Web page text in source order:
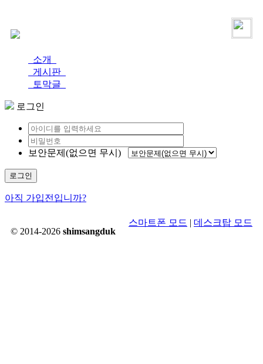
소개
게시판
토막글
로그인
보안문제(없으면 무시)
로그인
아직 가입전입니까?
© 2014-2026 shimsangduk
스마트폰 모드 | 데스크탑 모드